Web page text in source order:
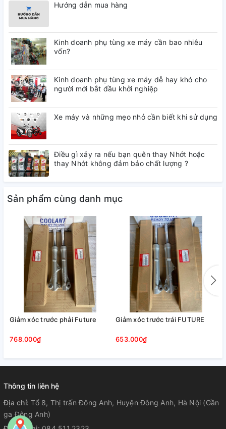
Hướng dẫn mua hàng
Kinh doanh phụ tùng xe máy cần bao nhiêu
vốn?
Kinh doanh phụ tùng xe máy dễ hay khó cho
người mới bắt đầu khởi nghiệp
Xe máy và những mẹo nhỏ cần biết khi sử dụng
Điều gì xảy ra nếu bạn quên thay Nhớt hoặc
thay Nhớt không đảm bảo chất lượng ?
Sản phẩm cùng danh mục
Giảm xóc trước phải Future
768.000₫
Giảm xóc trước trái FUTURE
653.000₫
Thông tin liên hệ
Địa chỉ:Tổ 8, Thị trấn Đông Anh, Huyện Đông Anh, Hà Nội (Gần
ga Đông Anh)